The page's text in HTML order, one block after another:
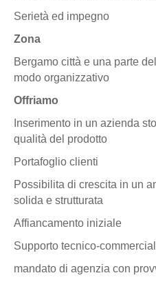
Serietà ed impegno
Zona
Bergamo città e una parte
modo organizzativo
Offriamo
Inserimento in un azienda
qualità del prodotto
Portafoglio clienti
Possibilita di crescita in un
solida e strutturata
Affiancamento iniziale
Supporto tecnico-
mandato di agenzia con